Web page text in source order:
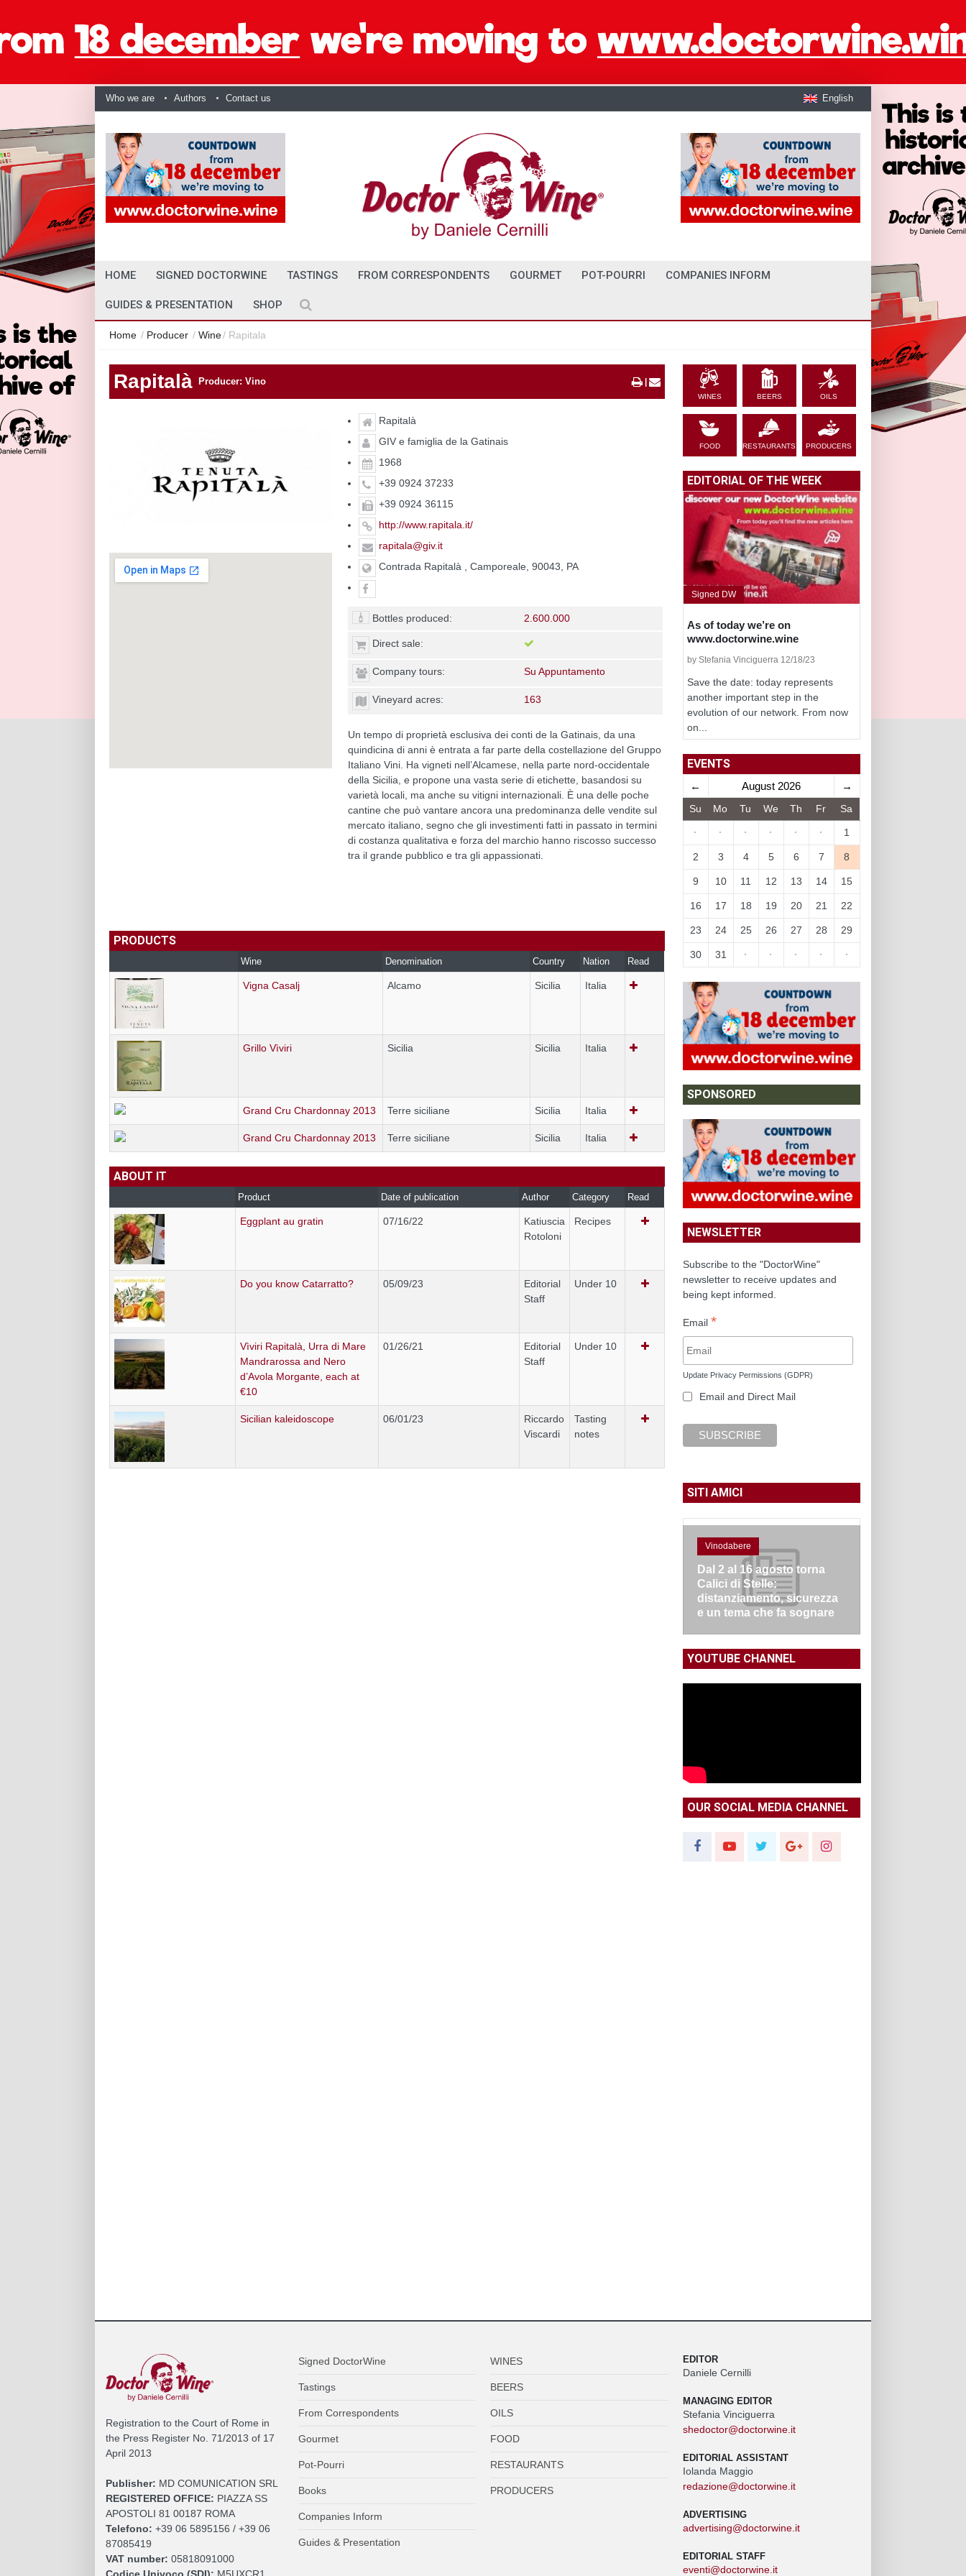
Who we are Authors Contact us English
HOME SIGNED DOCTORWINE TASTINGS FROM CORRESPONDENTS GOURMET POT-POURRI COMPANIES INFORM
GUIDES & PRESENTATION SHOP
Home / Producer / Wine/ Rapitala
Rapitalà Producer: Vino |
Rapitalà
GIV e famiglia de la Gatinais
1968
+39 0924 37233
+39 0924 36115
http://www.rapitala.it/
rapitala@giv.it
Contrada Rapitalà , Camporeale, 90043, PA
Bottles produced: 2.600.000
Direct sale:
Company tours: Su Appuntamento
Vineyard acres: 163
Un tempo di proprietà esclusiva dei conti de la Gatinais, da una
quindicina di anni è entrata a far parte della costellazione del Gruppo
Italiano Vini. Ha vigneti nell’Alcamese, nella parte nord-occidentale
della Sicilia, e propone una vasta serie di etichette, basandosi su
varietà locali, ma anche su vitigni internazionali. È una delle poche
cantine che può vantare ancora una predominanza delle vendite sul
mercato italiano, segno che gli investimenti fatti in passato in termini
di costanza qualitativa e forza del marchio hanno riscosso successo
tra il grande pubblico e tra gli appassionati.
PRODUCTS
Wine Denomination Country Nation Read
Vigna Casalj Alcamo Sicilia Italia
Grillo Vìviri Sicilia Sicilia Italia
Grand Cru Chardonnay 2013 Terre siciliane Sicilia Italia
Grand Cru Chardonnay 2013 Terre siciliane Sicilia Italia
ABOUT IT
Product Date of publication Author Category Read
Eggplant au gratin 07/16/22
Katiuscia
Rotoloni
Recipes
Do you know Catarratto? 05/09/23
Editorial
Staff
Under 10
Vìviri Rapitalà, Urra di Mare
Mandrarossa and Nero
d’Avola Morgante, each at
€10
01/26/21
Editorial
Staff
Under 10
Sicilian kaleidoscope 06/01/23
Riccardo
Viscardi
Tasting
notes
WINES BEERS OILS
FOOD RESTAURANTS PRODUCERS
EDITORIAL OF THE WEEK
Signed DW
As of today we’re on
www.doctorwine.wine
by Stefania Vinciguerra 12/18/23
Save the date: today represents
another important step in the
evolution of our network. From now
on...
EVENTS
← August 2026 →
Su Mo Tu We Th Fr Sa
· · · · · · 1
2 3 4 5 6 7 8
9 10 11 12 13 14 15
16 17 18 19 20 21 22
23 24 25 26 27 28 29
30 31 · · · · ·
SPONSORED
NEWSLETTER
Subscribe to the "DoctorWine"
newsletter to receive updates and
being kept informed.
Email *
Update Privacy Permissions (GDPR)
Email and Direct Mail
SITI AMICI
Vinodabere
Dal 2 al 16 agosto torna
Calici di Stelle:
distanziamento, sicurezza
e un tema che fa sognare
YOUTUBE CHANNEL
OUR SOCIAL MEDIA CHANNEL
Registration to the Court of Rome in
the Press Register No. 71/2013 of 17
April 2013
Publisher: MD COMUNICATION SRL
REGISTERED OFFICE: PIAZZA SS
APOSTOLI 81 00187 ROMA
Telefono: +39 06 5895156 / +39 06
87085419
VAT number: 05818091000
Codice Univoco (SDI): M5UXCR1
Signed DoctorWine
Tastings
From Correspondents
Gourmet
Pot-Pourri
Books
Companies Inform
Guides & Presentation
WINES
BEERS
OILS
FOOD
RESTAURANTS
PRODUCERS
EDITOR
Daniele Cernilli
MANAGING EDITOR
Stefania Vinciguerra
shedoctor@doctorwine.it
EDITORIAL ASSISTANT
Iolanda Maggio
redazione@doctorwine.it
ADVERTISING
advertising@doctorwine.it
EDITORIAL STAFF
eventi@doctorwine.it